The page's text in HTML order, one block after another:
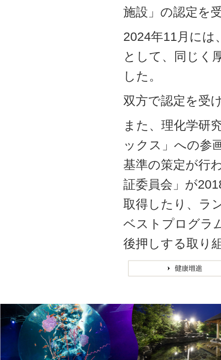
施設」の認定を
2024年11月には
として、同じく
した。
双方で認定を受
また、理化学研
ックス」への参
基準の策定が行
証委員会」が
取得したり、ラ
ベストプログラ
後押しする取り